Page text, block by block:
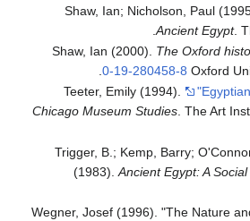
Shaw, Ian; Nicholson, Paul
Ancient Egypt.
Shaw, Ian (2000). The Oxford
Oxford
0-19-280458-8
Teeter, Emily (1994).
Chicago Museum Studies. The Art
Trigger, B.; Kemp, Barry;
(1983). Ancient Egypt: A
Wegner, Josef (1996). "The Nature